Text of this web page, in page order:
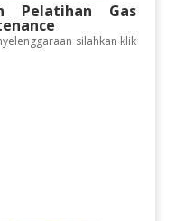
Pelatihan Gas
silahkan klik